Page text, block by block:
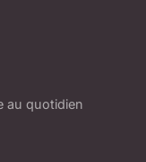
au quotidien